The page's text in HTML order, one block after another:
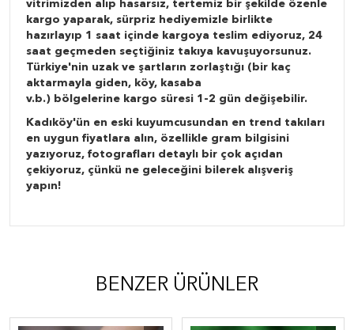
vitrimizden alıp hasarsız, tertemiz bir şekilde özenle
kargo yaparak, sürpriz hediyemizle birlikte
hazırlayıp 1 saat içinde kargoya teslim ediyoruz, 24
saat geçmeden seçtiğiniz takıya kavuşuyorsunuz.
Türkiye'nin uzak ve şartların zorlaştığı (bir kaç
aktarmayla giden, köy, kasaba
v.b.) bölgelerine kargo süresi 1-2 gün değişebilir.
Kadıköy'ün en eski kuyumcusundan en trend takıları
en uygun fiyatlara alın, özellikle gram bilgisini
yazıyoruz, fotografları detaylı bir çok açıdan
çekiyoruz, çünkü ne geleceğini bilerek alışveriş
yapın!
BENZER ÜRÜNLER